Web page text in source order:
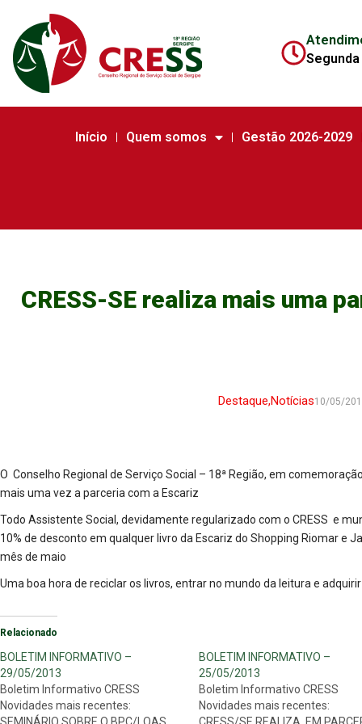
Início Quem somos Gestão 2026-2029
CRESS-SE realiza mais uma
Destaque,Notícias10/05/
O Conselho Regional de Serviço Social – 18ª Região, em
mais uma vez a parceria com a Escariz
Todo Assistente Social, devidamente regularizado com o CRESS e
10% de desconto em qualquer livro da Escariz do Shopping Riomar e
mês de maio
Uma boa hora de reciclar os livros, entrar no mundo da leitura e
Relacionado
BOLETIM INFORMATIVO –
29/05/2013
Boletim Informativo CRESS
Novidades mais recentes:
BOLETIM INFORMATIVO –
25/05/2013
Boletim Informativo CRESS
Novidades mais recentes: